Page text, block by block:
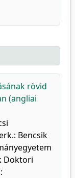
rövid
(angliai
Bencsik
Doktori